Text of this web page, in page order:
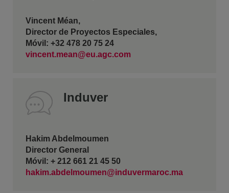
Vincent Méan,
Director de Proyectos Especiales,
Móvil: +32 478 20 75 24
vincent.mean@eu.agc.com
Induver
Hakim Abdelmoumen
Director General
Móvil: + 212 661 21 45 50
hakim.abdelmoumen@induvermaroc.ma